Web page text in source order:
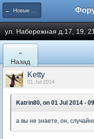
← Новые Водники
ул. Набережная д.17, 19,
«
Назад
Ketty
01 Jul 2014
Katrin80, on 01 Jul 2014 -
а вы не знаете, он,